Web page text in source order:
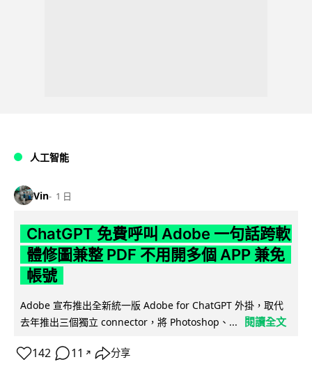
人工智能
Vin 1 日
ChatGPT 免費呼叫 Adobe 一句話跨軟
體修圖兼整 PDF 不用開多個 APP 兼免
帳號
Adobe 宣布推出全新統一版 Adobe for ChatGPT 外掛，取代
去年推出三個獨立 connector，將 Photoshop、...
閱讀全文
142 11 ↗ 分享